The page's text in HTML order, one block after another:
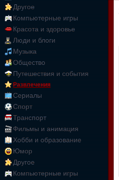
Другое
Компьютерные игры
Красота и здоровье
Люди и блоги
Музыка
Общество
Путешествия и события
Развлечения
Сериалы
Спорт
Транспорт
Фильмы и анимация
Хобби и образование
Юмор
Другое
Компьютерные игры